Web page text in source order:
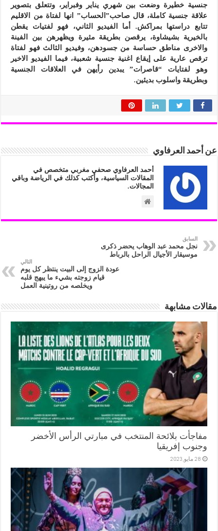
جنسية خطيرة وضعت بين شهري يناير وفبراير، وتتعلق بتصوير
علاقة جنسية كاملة، قال صاحب”الحساب” انها لفتاة من الاقليم
تتابع دراستها بمراكش. أما الفيديو الثاني، فهو لفتيات يقطن
بالخيرية بشيشاوة، يرقصن بطريقة مثيرة ويظهرهن بين الفينة
والاخرى مناطق حساسة من جسودهن، وفيديو الثالث فهو لفتاة
ترقص عارية على إيقاع اغنية جنسية شعبية، فيما الفيديو الاخير
وهو لفتايات “قاصرات” يبدين رأيهن في العلاقات الجنسية
وبطريقة واسلوب بديئين.
عن أحمد العرفاوي
أحمد العرفاوي صحفي مغربي متخصص في
المقالات السياسية، وأكتب كذلك في الرياضة وباقي
المجالات.
السابق
نجل محمد عبد الوهاب يحضر ذكرى
موسيقار الأجيال الراحل بالرباط
التالي
عودة الزوج إلى البيت ينتظر كل يوم
قيام زوجته بشيء ما يبهج قلبه
ويخلصه من روتينية العمل
مقالات مشابهة
مفاجأت بلائحة المنتخب في مبارتي الرأس الأخضر
وجنوب إفريقيا
28 مايو,2023